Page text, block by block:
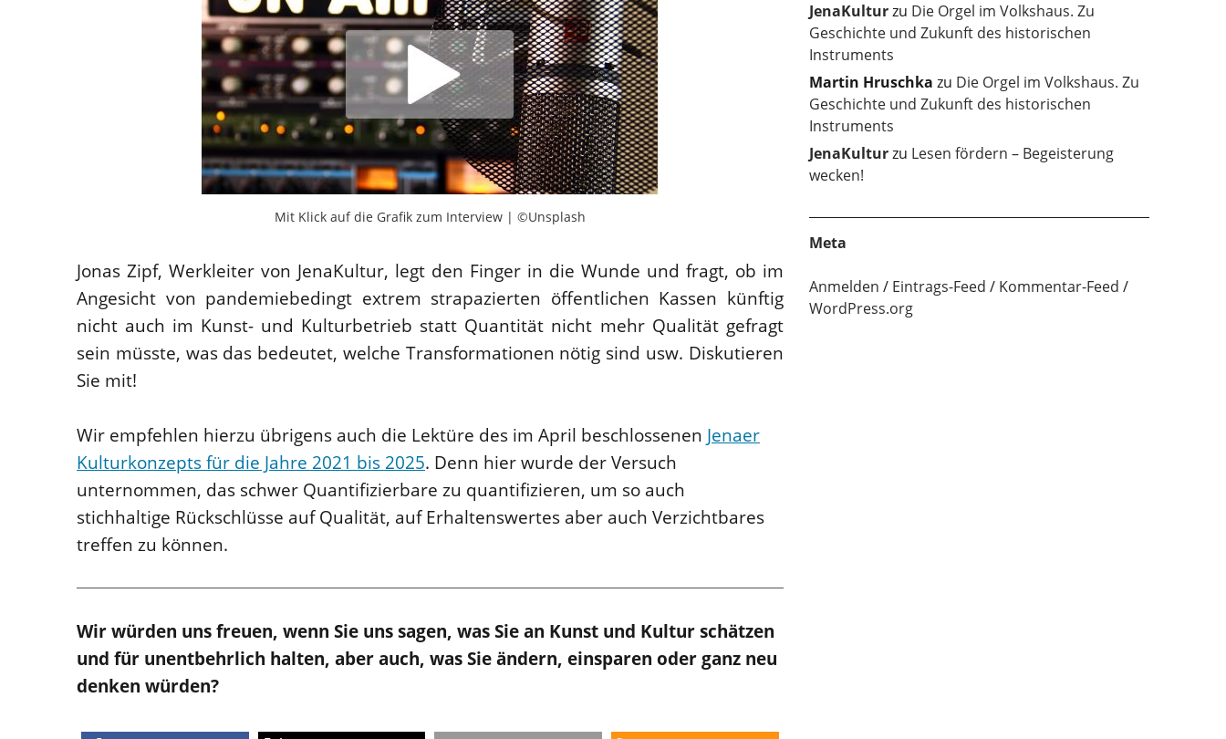
Mit Klick auf die Grafik zum Interview | ©Unsplash
Jonas Zipf, Werkleiter von JenaKultur, legt den Finger in die Wunde und fragt, ob im
Angesicht von pandemiebedingt extrem strapazierten öffentlichen Kassen künftig
nicht auch im Kunst- und Kulturbetrieb statt Quantität nicht mehr Qualität gefragt
sein müsste, was das bedeutet, welche Transformationen nötig sind usw. Diskutieren
Sie mit!
Wir empfehlen hierzu übrigens auch die Lektüre des im April beschlossenen Jenaer
Kulturkonzepts für die Jahre 2021 bis 2025. Denn hier wurde der Versuch
unternommen, das schwer Quantifizierbare zu quantifizieren, um so auch
stichhaltige Rückschlüsse auf Qualität, auf Erhaltenswertes aber auch Verzichtbares
treffen zu können.
Wir würden uns freuen, wenn Sie uns sagen, was Sie an Kunst und Kultur schätzen
und für unentbehrlich halten, aber auch, was Sie ändern, einsparen oder ganz neu
denken würden?
JenaKulturzu Die Orgel im Volkshaus. Zu
Geschichte und Zukunft des historischen
Instruments
Martin Hruschka zu Die Orgel im Volkshaus. Zu
Geschichte und Zukunft des historischen
Instruments
JenaKulturzu Lesen fördern – Begeisterung
wecken!
Meta
Anmelden Eintrags-Feed
Kommentar-Feed
WordPress.org